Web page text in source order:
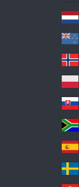
Lat
in
A
me
ric
a
Ne
the
rla
nd
s
Ne
w
Ze
ala
nd
No
rw
ay
Pol
an
d
Slo
va
kia
So
uth
Af
ric
a
Sp
ain
Sw